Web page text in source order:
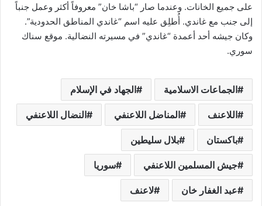
على جميع الخانات. وعندما صار “باشا خان” معروفاً أكثر وعمل جنباً
إلى جنب مع غاندي. أُطلِق عليه اسم “غاندي المناطق الحدودية”.
وكان جيشه أحد أعمدة “غاندي” في مسيرته النضالية. موقع سناك
سوري.
الجماعات الاسلامية الجهاد في الإسلام
اللاعنف المناضل اللاعنفي النضال اللاعنفي
باكستان بلال سليطين
جيش المسلمين اللاعنفي سوريا
عبد الغفار خان لاعنف